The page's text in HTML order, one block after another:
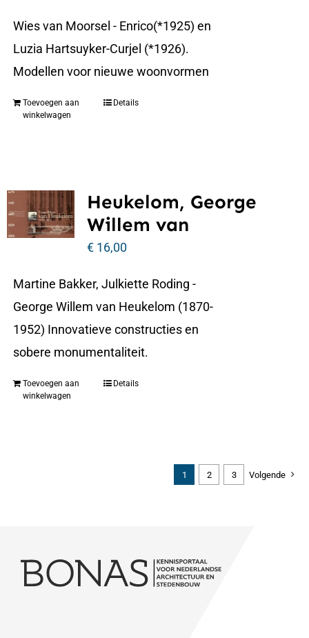
Wies van Moorsel - Enrico(*1925) en
Luzia Hartsuyker-Curjel (*1926).
Modellen voor nieuwe woonvormen
Toevoegen aan
winkelwagen
Details
Heukelom, George
Willem van
€16,00
Martine Bakker, Julkiette Roding -
George Willem van Heukelom (1870-
1952) Innovatieve constructies en
sobere monumentaliteit.
Toevoegen aan
winkelwagen
Details
1 2 3 Volgende